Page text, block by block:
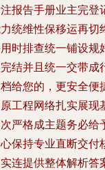
报告手册业主完登
统维性保移运再切
时排查统一铺设规
结并且统一交带成
给您的，更安全便
工程网络扎实展现
严格成主题务必给
保持专业直断交付
连提供整体解析答